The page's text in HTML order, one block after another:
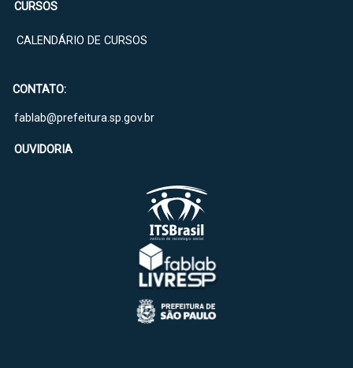
CURSOS
CALENDÁRIO DE CURSOS
CONTATO:
fablab@prefeitura.sp.gov.br
OUVIDORIA